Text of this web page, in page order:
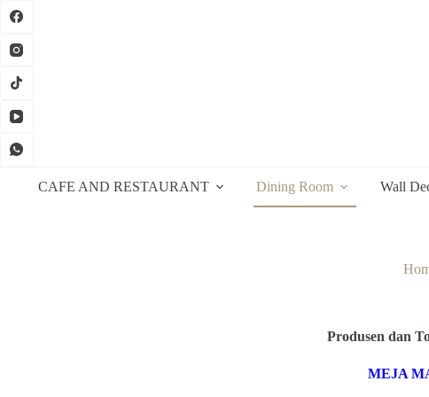
Skip
CAFE AND RESTAURANT Dining Room Wall
Produsen dan
MEJA